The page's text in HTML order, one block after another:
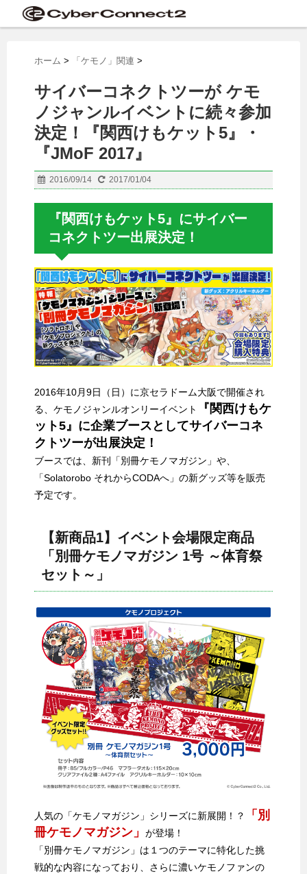
ホーム > 「ケモノ」関連 >
サイバーコネクトツーが ケモ
ノジャンルイベントに続々参加
決定！『関西けもケット5』・
『JMoF 2017』
2016/09/14 2017/01/04
『関西けもケット5』にサイバー
コネクトツー出展決定！
2016年10月9日（日）に京セラドーム大阪で開催され
る、ケモノジャンルオンリーイベント
『関西けもケ
ット5』に企業ブースとしてサイバーコネ
クトツーが出展決定！
ブースでは、新刊「別冊ケモノマガジン」や、
「Solatorobo それからCODAへ」の新グッズ等を販売
予定です。
【新商品1】イベント会場限定商品
「別冊ケモノマガジン 1号 ～体育祭
セット～」
人気の「ケモノマガジン」シリーズに新展開！？
「別
冊ケモノマガジン」
が登場！
「別冊ケモノマガジン」は１つのテーマに特化した挑
戦的な内容になっており、さらに濃いケモノファンの